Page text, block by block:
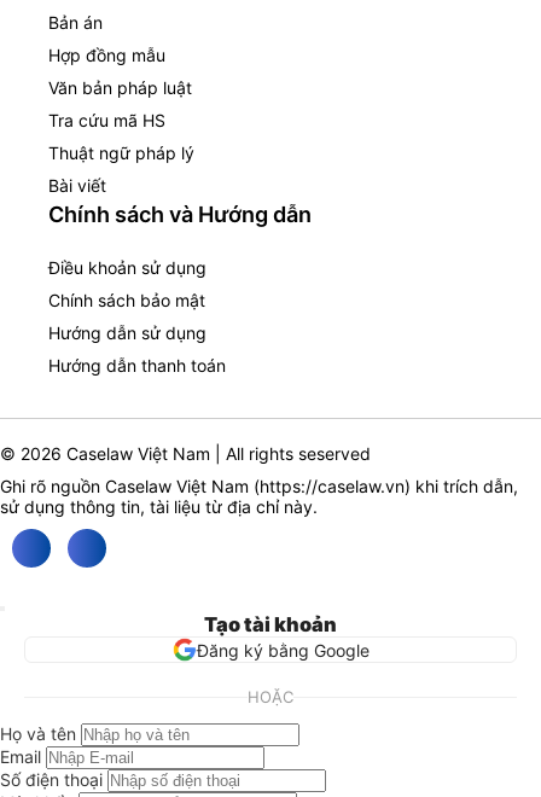
Bản án
Hợp đồng mẫu
Văn bản pháp luật
Tra cứu mã HS
Thuật ngữ pháp lý
Bài viết
Chính sách và Hướng dẫn
Điều khoản sử dụng
Chính sách bảo mật
Hướng dẫn sử dụng
Hướng dẫn thanh toán
© 2026 Caselaw Việt Nam | All rights seserved
Ghi rõ nguồn Caselaw Việt Nam (https://caselaw.vn) khi trích dẫn,
sử dụng thông tin, tài liệu từ địa chỉ này.
Tạo tài khoản
Đăng ký bằng Google
HOẶC
Họ và tên
Email
Số điện thoại